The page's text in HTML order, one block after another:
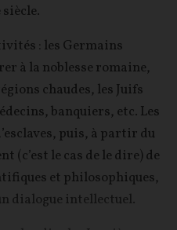
: les Germains
à la noblesse romaine,
chaudes, les Juifs
banquiers, etc. Les
puis, à partir du
(c’est le cas de le dire) de
et philosophiques,
dialogue intellectuel.